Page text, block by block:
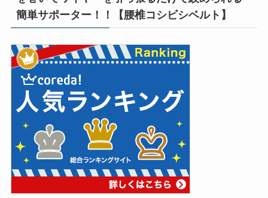
簡単サポーター！！【腰椎コシビシベルト】